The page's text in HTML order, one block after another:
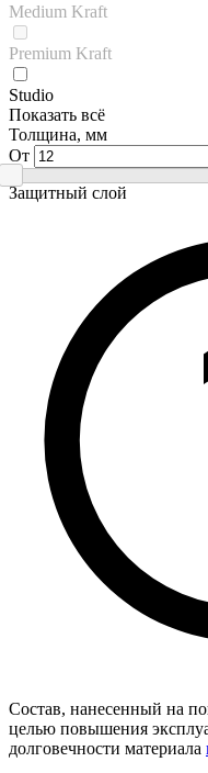
Medium Kraft
Premium Kraft
Studio
Показать всё
Толщина, мм
От
Защитный слой
Состав, нанесенный на
целью повышения
долговечности материала